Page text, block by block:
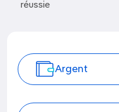
réussie
Argent